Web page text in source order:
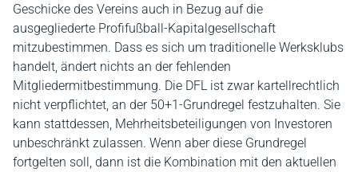
Geschicke des Vereins auch in Bezug auf die
ausgegliederte Profifußball-Kapitalgesellschaft
mitzubestimmen. Dass es sich um traditionelle Werksklubs
handelt, ändert nichts an der fehlenden
Mitgliedermitbestimmung. Die DFL ist zwar kartellrechtlich
nicht verpflichtet, an der 50+1-Grundregel festzuhalten. Sie
kann stattdessen, Mehrheitsbeteiligungen von Investoren
unbeschränkt zulassen. Wenn aber diese Grundregel
fortgelten soll, dann ist die Kombination mit den aktuellen